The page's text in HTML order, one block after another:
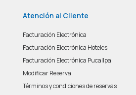
Atención al Cliente
Facturación Electrónica
Facturación Electrónica Hoteles
Facturación Electrónica Pucallpa
Modificar Reserva
Términos y condiciones de reservas